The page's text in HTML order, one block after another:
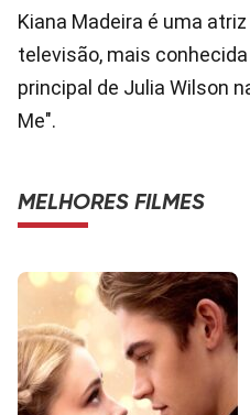
Kiana Madeira é uma
televisão, mais
principal de Julia Wilson
Me".
MELHORES FILMES